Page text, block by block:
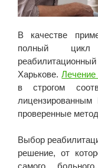
В качестве
полный цикл
Харькове.
в строгом
проверенные
Выбор
решение, от